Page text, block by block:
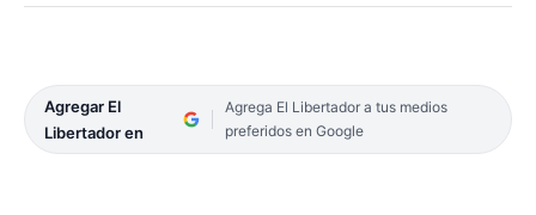
Agregar El
Libertador en
Agrega El Libertador a tus medios
preferidos en Google